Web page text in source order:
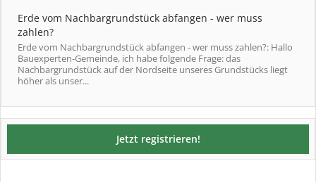
Erde vom Nachbargrundstück abfangen - wer muss
zahlen?
Erde vom Nachbargrundstück abfangen - wer muss zahlen?: Hallo
Bauexperten-Gemeinde, ich habe folgende Frage: das
Nachbargrundstück auf der Nordseite unseres Grundstücks liegt
höher als unser...
Jetzt registrieren!